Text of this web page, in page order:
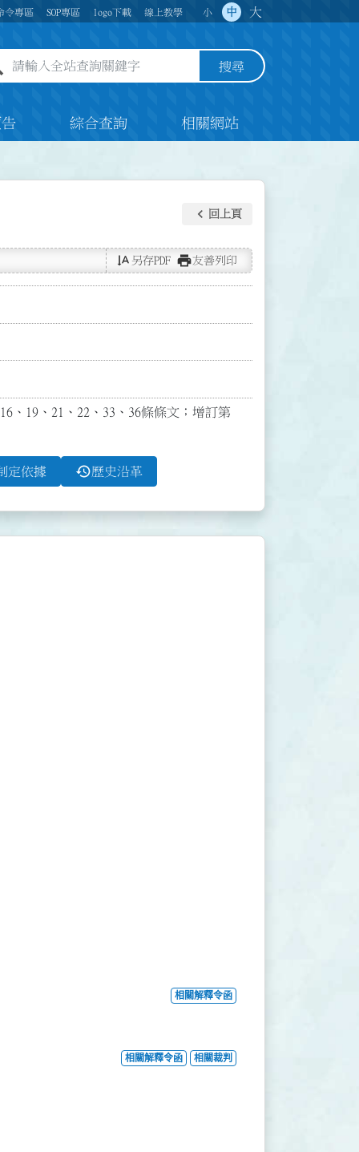
令專區 SOP專區 logo下載 線上教學 小 中 大
全站查詢關鍵字欄位 搜尋
綜合查詢 相關網站
keyboard_arrow_left 回上頁
text_rotate_vertical 另存PDF print友善列印
、19、21、22、33、36條條文；增訂第
定依據 history歷史沿革
相關解釋令函
相關解釋令函 相關裁判